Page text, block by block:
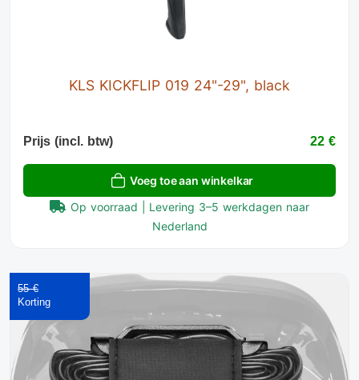
KLS KICKFLIP 019 24"-29", black
Prijs (incl. btw) 22 €
Voeg toe aan winkelkar
Op voorraad | Levering 3–5 werkdagen naar
Nederland
55 €